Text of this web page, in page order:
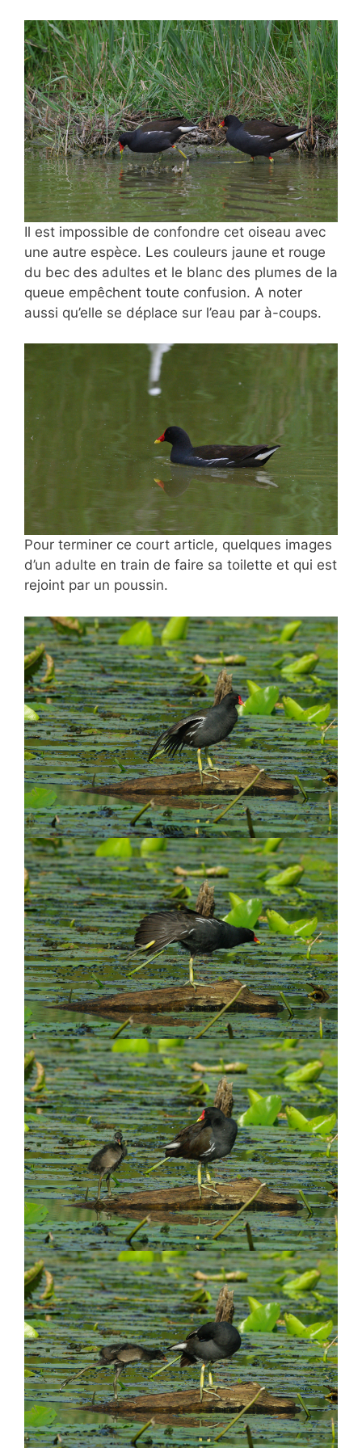
Il est impossible de confondre cet oiseau avec
une autre espèce. Les couleurs jaune et rouge
du bec des adultes et le blanc des plumes de la
queue empêchent toute confusion. A noter
aussi qu’elle se déplace sur l’eau par à-coups.
Pour terminer ce court article, quelques images
d’un adulte en train de faire sa toilette et qui est
rejoint par un poussin.